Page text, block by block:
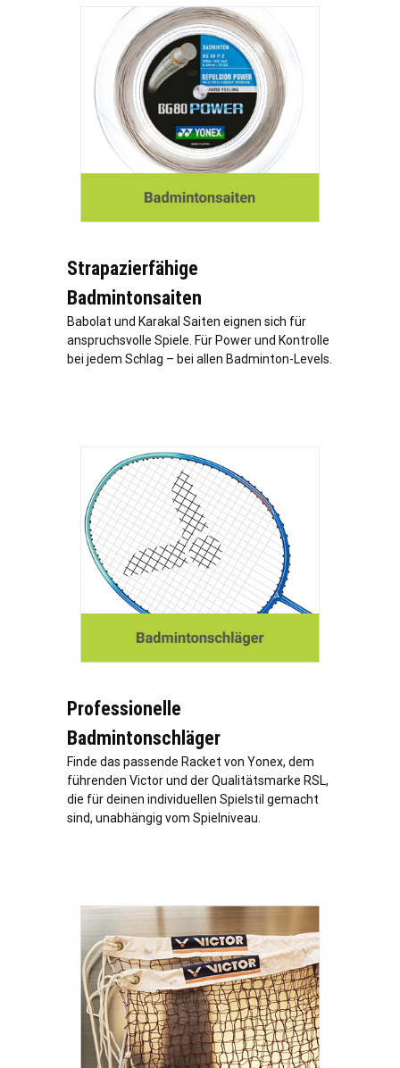
Strapazierfähige
Badmintonsaiten
Babolat und Karakal Saiten eignen sich für
anspruchsvolle Spiele. Für Power und Kontrolle
bei jedem Schlag – bei allen Badminton-Levels.
Professionelle
Badmintonschläger
Finde das passende Racket von Yonex, dem
führenden Victor und der Qualitätsmarke RSL,
die für deinen individuellen Spielstil gemacht
sind, unabhängig vom Spielniveau.